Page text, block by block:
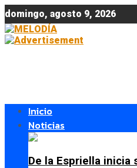
domingo, agosto 9, 2026
Inicio
Noticias
De la Espriella inicia